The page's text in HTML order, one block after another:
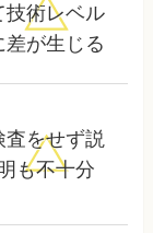
技術レベル
差が生じる
査をせず説
も不十分